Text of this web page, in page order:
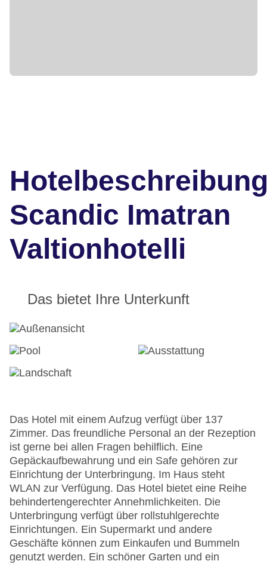
Scandic Imatran
Valtionhotelli
Das bietet Ihre Unterkunft
Das Hotel mit einem Aufzug verfügt über 137
Zimmer. Das freundliche Personal an der Rezeption
ist gerne bei allen Fragen behilflich. Eine
Gepäckaufbewahrung und ein Safe gehören zur
Einrichtung der Unterbringung. Im Haus steht
WLAN zur Verfügung. Das Hotel bietet eine Reihe
behindertengerechter Annehmlichkeiten. Die
Unterbringung verfügt über rollstuhlgerechte
Einrichtungen. Ein Supermarkt und andere
Geschäfte können zum Einkaufen und Bummeln
genutzt werden. Ein schöner Garten und ein